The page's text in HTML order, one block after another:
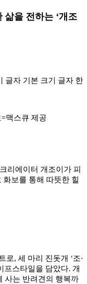
삶을 전하는 ‘개조
글자 기본 크기 글자 한
맥스큐 제공
리에이터 개조이가 피
화보를 통해 따뜻한 힐
로, 세 마리 진돗개 ‘조·
프스타일을 담았다. 개
사는 반려견의 행복까